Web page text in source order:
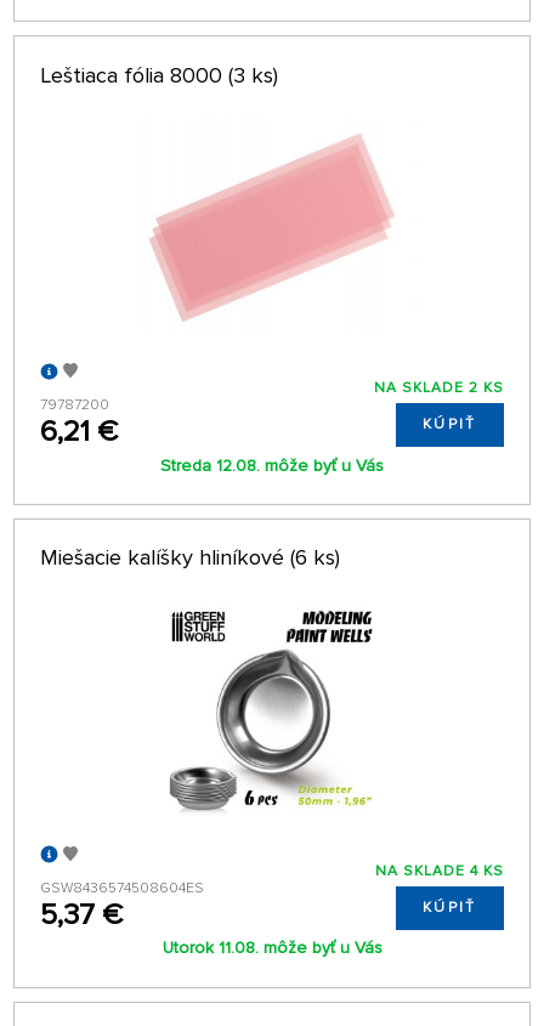
Leštiaca fólia 8000 (3 ks)
79787200
6,21 €
NA SKLADE 2 KS
KÚPIŤ
Streda 12.08. môže byť u Vás
Miešacie kalíšky hliníkové (6 ks)
GSW8436574508604ES
5,37 €
NA SKLADE 4 KS
KÚPIŤ
Utorok 11.08. môže byť u Vás